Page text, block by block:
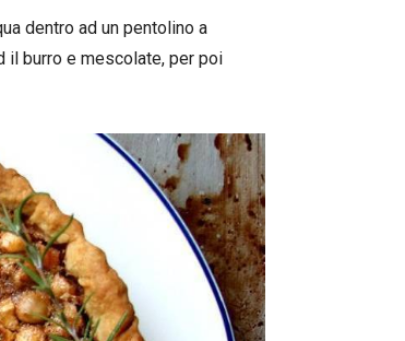
dentro ad un pentolino a
il burro e mescolate, per poi